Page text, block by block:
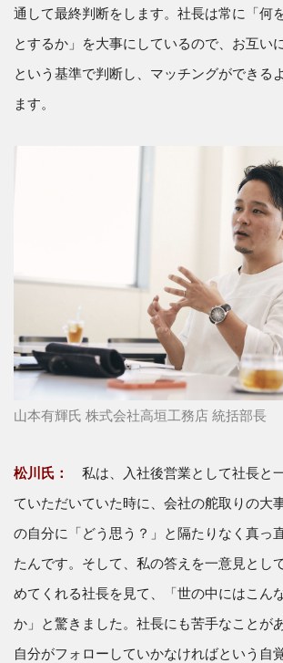
通して最終判断をします。社長は常に「何
とするか」を大事にしているので、お互い
という基準で判断し、マッチングができる
ます。
山本有輝氏 株式会社高垣工務店 統括部長
松川氏： 私は、入社後営業として社長と
ていただいていた時に、会社の舵取りの大
の自分に「どう思う？」と隔たりなく真っ
たんです。そして、私の答えを一意見とし
めてくれる社長を見て、「世の中にはこん
か」と驚きました。社長にも苦手なことが
自分がフォローしていかなければという自